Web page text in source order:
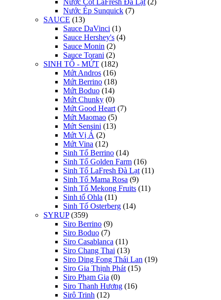
Nước Ép Sunquick (7)
SAUCE (13)
Sauce DaVinci (1)
Sauce Hershey's (4)
Sauce Monin (2)
Sauce Torani (2)
SINH TỐ - MỨT (182)
Mứt Andros (16)
Mứt Berrino (18)
Mứt Boduo (14)
Mứt Chunky (0)
Mứt Good Heart (7)
Mứt Maomao (5)
Mứt Sensini (13)
Mứt Vị Á (2)
Mứt Vina (12)
Sinh Tố Berrino (14)
Sinh Tố Golden Farm (16)
Sinh Tố LaFresh Đà Lạt (11)
Sinh Tố Mama Rosa (9)
Sinh Tố Mekong Fruits (11)
Sinh tố Ohla (11)
Sinh Tố Osterberg (14)
SYRUP (359)
Siro Berrino (9)
Siro Boduo (7)
Siro Casablanca (11)
Siro Chang Thai (13)
Siro Ding Fong Thái Lan (19)
Siro Gia Thịnh Phát (15)
Siro Phạm Gia (0)
Siro Thanh Hương (16)
Sirô Trinh (12)